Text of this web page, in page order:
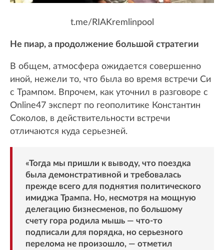
t.me/RIAKremlinpool
Не пиар, а продолжение большой стратегии
В общем, атмосфера ожидается совершенно
иной, нежели то, что была во время встречи Си
с Трампом. Впрочем, как уточнил в разговоре с
Online47 эксперт по геополитике Константин
Соколов, в действительности встречи
отличаются куда серьезней.
«Тогда мы пришли к выводу, что поездка
была демонстративной и требовалась
прежде всего для поднятия политического
имиджа Трампа. Но, несмотря на мощную
делегацию бизнесменов, по большому
счету гора родила мышь — что-то
подписали для порядка, но серьезного
перелома не произошло, — отметил